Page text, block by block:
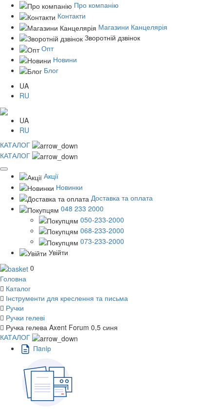
Про компанію
Контакти
Магазини Канцелярія
Зворотній дзвінок
Опт
Новини
Блог
UA
RU
UA
RU
КАТАЛОГ
КАТАЛОГ
Акції
Новинки
Доставка та оплата
048 233 2000
050-233-2000
068-233-2000
073-233-2000
Увійти
0
Головна
Каталог
Інструменти для креслення та письма
Ручки
Ручки гелеві
Ручка гелева Axent Forum 0,5 синя
КАТАЛОГ
Пaпiр